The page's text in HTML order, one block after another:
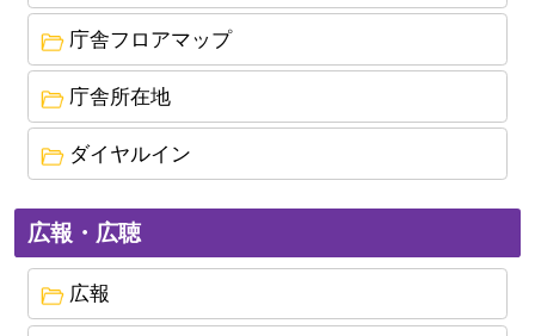
庁舎フロアマップ
庁舎所在地
ダイヤルイン
広報・広聴
広報